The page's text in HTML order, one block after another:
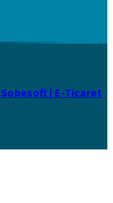
Sobesoft | E-Ticaret